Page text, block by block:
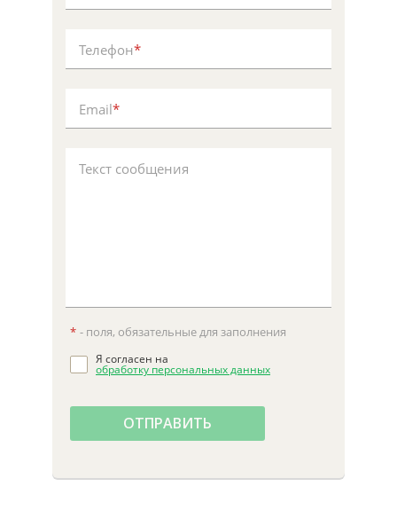
Телефон*
Email*
Текст сообщения
* - поля, обязательные для заполнения
Я согласен на
обработку персональных данных
ОТПРАВИТЬ